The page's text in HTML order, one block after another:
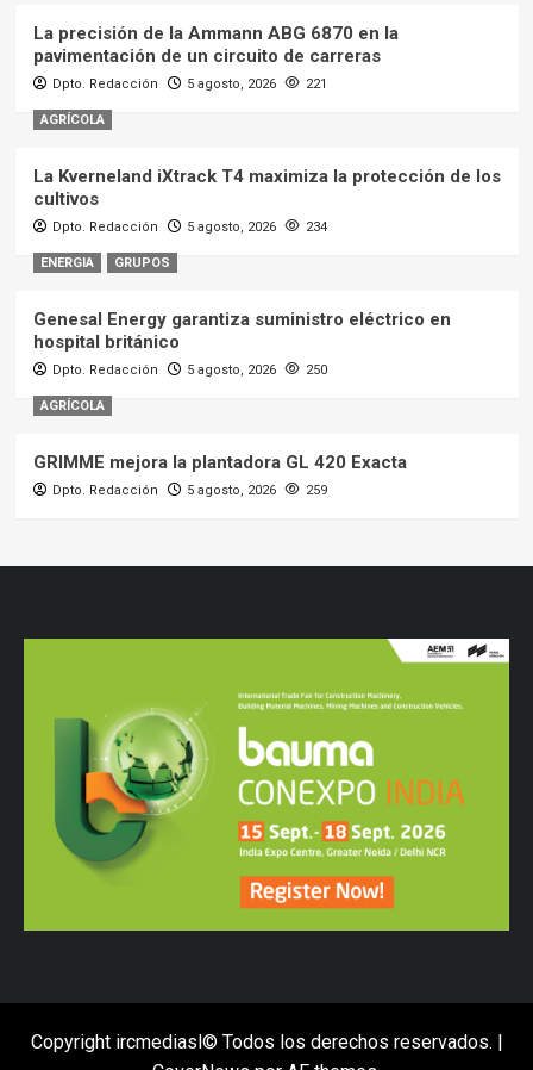
La precisión de la Ammann ABG 6870 en la
pavimentación de un circuito de carreras
Dpto. Redacción 5 agosto, 2026 221
AGRÍCOLA
La Kverneland iXtrack T4 maximiza la protección de los
cultivos
Dpto. Redacción 5 agosto, 2026 234
ENERGIA GRUPOS
Genesal Energy garantiza suministro eléctrico en
hospital británico
Dpto. Redacción 5 agosto, 2026 250
AGRÍCOLA
GRIMME mejora la plantadora GL 420 Exacta
Dpto. Redacción 5 agosto, 2026 259
Copyright ircmediasl© Todos los derechos reservados.